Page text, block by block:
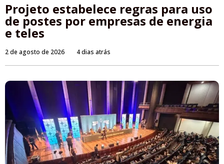
Projeto estabelece regras para uso
de postes por empresas de energia
e teles
2 de agosto de 2026 4 dias atrás